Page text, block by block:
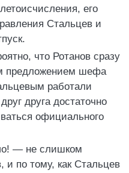
его
Стальцев и
что Ротанов сразу
предложением шефа
работали
друга достаточно
официального
— не слишком
и по тому, как Стальцев